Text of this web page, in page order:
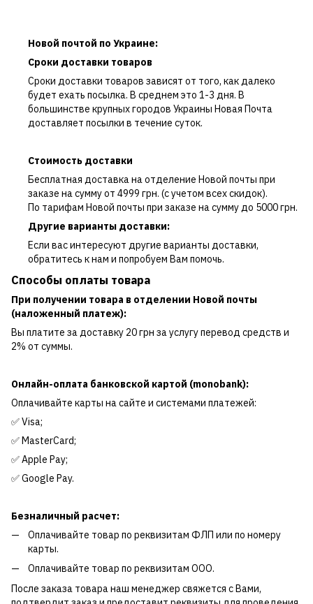
Новой почтой по Украине:
Сроки доставки товаров
Сроки доставки товаров зависят от того, как далеко
будет ехать посылка. В среднем это 1-3 дня. В
большинстве крупных городов Украины Новая Почта
доставляет посылки в течение суток.
Стоимость доставки
Бесплатная доставка на отделение Новой почты при
заказе на сумму от 4999 грн. (с учетом всех скидок).
По тарифам Новой почты при заказе на сумму до 5000 грн.
Другие варианты доставки:
Если вас интересуют другие варианты доставки,
обратитесь к нам и попробуем Вам помочь.
Способы оплаты товара
При получении товара в отделении Новой почты
(наложенный платеж):
Вы платите за доставку 20 грн за услугу перевод средств и
2% от суммы.
Онлайн-оплата банковской картой (monobank):
Оплачивайте карты на сайте и системами платежей:
✅ Visa;
✅ MasterCard;
✅ Apple Pay;
✅ Google Pay.
Безналичный расчет:
Оплачивайте товар по реквизитам ФЛП или по номеру
карты.
Оплачивайте товар по реквизитам ООО.
После заказа товара наш менеджер свяжется с Вами,